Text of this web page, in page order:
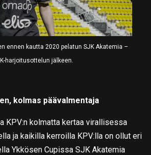
ennen kautta 2020 pelatun SJK Akatemia –
harjoitusottelun jälkeen.
kolmas päävalmentaja
KPV:n kolmatta kertaa virallisessa
ja kaikilla kerroilla KPV:lla on ollut eri
Ykkösen Cupissa SJK Akatemia